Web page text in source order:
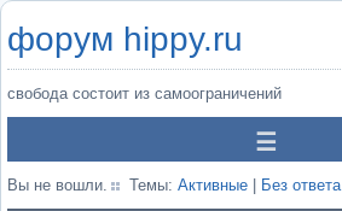
форум hippy.ru
свобода состоит из самоограничений
Вы не вошли. Темы: Активные Без ответа